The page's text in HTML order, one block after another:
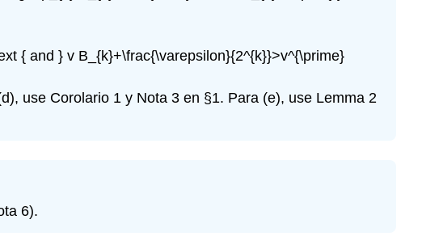
(\PageIndex{12}\)
Ejercicio\
Ejercicio\
{ and } v B_{k}+\frac{\varepsilon}{2^{k}}>v^{\prime}
use Corolario 1 y Nota 3 en §1. Para (e), use Lemma 2
6).